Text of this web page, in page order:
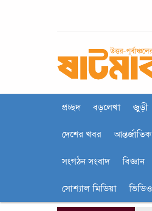
প্রচ্ছদ বড়লেখা জুড়ী
দেশের খবর আন্তর্জাতিক
সংগঠন সংবাদ বিজ্ঞান
সোশ্যাল মিডিয়া ভিডিও